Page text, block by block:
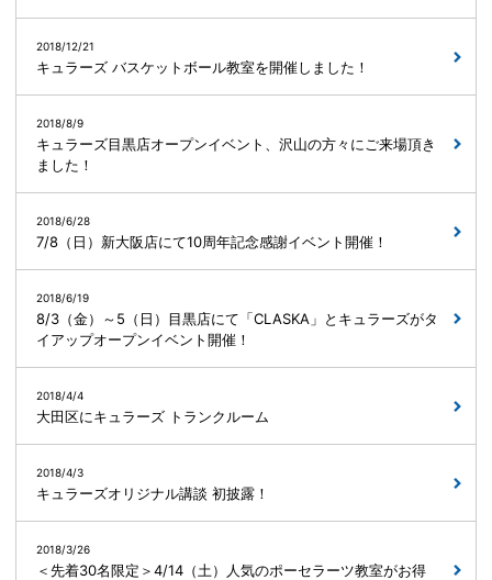
2018/12/21
キュラーズ バスケットボール教室を開催しました！
2018/8/9
キュラーズ目黒店オープンイベント、沢山の方々にご来場頂き
ました！
2018/6/28
7/8（日）新大阪店にて10周年記念感謝イベント開催！
2018/6/19
8/3（金）～5（日）目黒店にて「CLASKA」とキュラーズがタ
イアップオープンイベント開催！
2018/4/4
大田区にキュラーズ トランクルーム
2018/4/3
キュラーズオリジナル講談 初披露！
2018/3/26
＜先着30名限定＞4/14（土）人気のポーセラーツ教室がお得